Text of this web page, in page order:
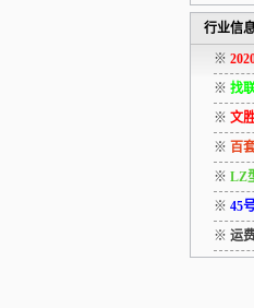
行业信
※
※ 找
※ 文
※ 百
※ LZ
※ 45
※ 运